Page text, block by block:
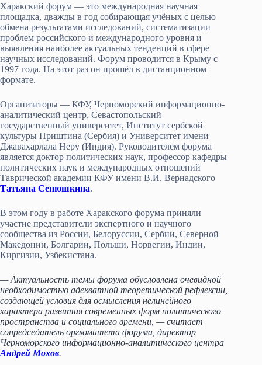
Харакский форум — это международная научная
площадка, дважды в год собирающая учёных с целью
обмена результатами исследований, систематизации
проблем российского и международного уровня и
выявления наиболее актуальных тенденций в сфере
научных исследований. Форум проводится в Крыму с
1997 года. На этот раз он прошёл в дистанционном
формате.
Организаторы — КФУ, Черноморский информационно-
аналитический центр, Севастопольский
государственный университет, Институт сербской
культуры Приштина (Сербия) и Университет имени
Джавахарлала Неру (Индия). Руководителем форума
является доктор политических наук, профессор кафедры
политических наук и международных отношений
Таврической академии КФУ имени В.И. Вернадского
Татьяна Сенюшкина.
В этом году в работе Харакского форума приняли
участие представители экспертного и научного
сообщества из России, Белоруссии, Сербии, Северной
Македонии, Болгарии, Польши, Норвегии, Индии,
Киргизии, Узбекистана.
— Актуальность темы форума обусловлена очевидной
необходимостью адекватной теоретической рефлексии,
создающей условия для осмысления нелинейного
характера развития современных форм политического
пространства и социального времени, — считает
сопредседатель оргкомитета форума, директор
Черноморского информационно-аналитического центра
Андрей Мохов.